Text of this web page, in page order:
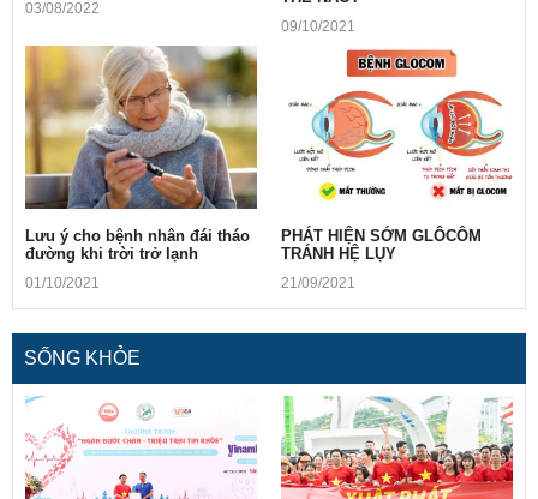
03/08/2022
09/10/2021
Lưu ý cho bệnh nhân đái tháo
đường khi trời trở lạnh
01/10/2021
PHÁT HIỆN SỚM GLÔCÔM
TRÁNH HỆ LỤY
21/09/2021
SỐNG KHỎE